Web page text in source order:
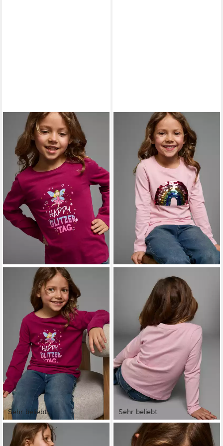
Sehr beliebt
KIDSWORLD
Langarmshirt Mit Spruch:
Sehr beliebt
KIDSWORLD
Langarmshirt Regenbogen